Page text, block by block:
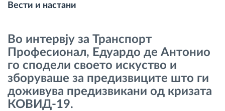
Управување со горивото
Планирање и следење на рутите
Автоматска идентификација на возачите
Откријте ги сите можности
Вести и настани
Во интервју за Транспорт
Професионал, Едуардо де Антонио
го сподели своето искуство и
зборуваше за предизвиците што ги
доживува предизвикани од кризата
КОВИД-19.